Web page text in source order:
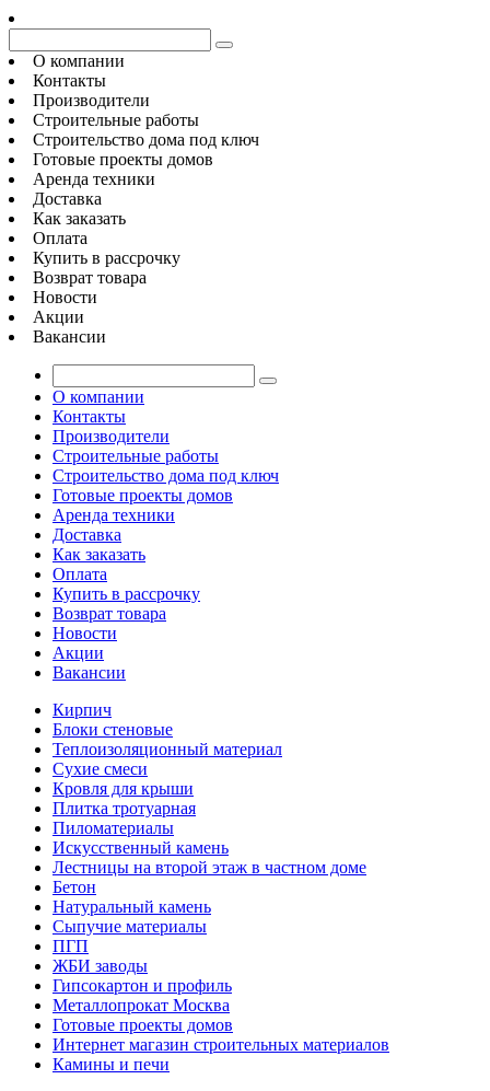
О компании
Контакты
Производители
Строительные работы
Строительство дома под ключ
Готовые проекты домов
Аренда техники
Доставка
Как заказать
Оплата
Купить в рассрочку
Возврат товара
Новости
Акции
Вакансии
О компании
Контакты
Производители
Строительные работы
Строительство дома под ключ
Готовые проекты домов
Аренда техники
Доставка
Как заказать
Оплата
Купить в рассрочку
Возврат товара
Новости
Акции
Вакансии
Кирпич
Блоки стеновые
Теплоизоляционный материал
Сухие смеси
Кровля для крыши
Плитка тротуарная
Пиломатериалы
Искусственный камень
Лестницы на второй этаж в частном доме
Бетон
Натуральный камень
Сыпучие материалы
ПГП
ЖБИ заводы
Гипсокартон и профиль
Металлопрокат Москва
Готовые проекты домов
Интернет магазин строительных материалов
Камины и печи